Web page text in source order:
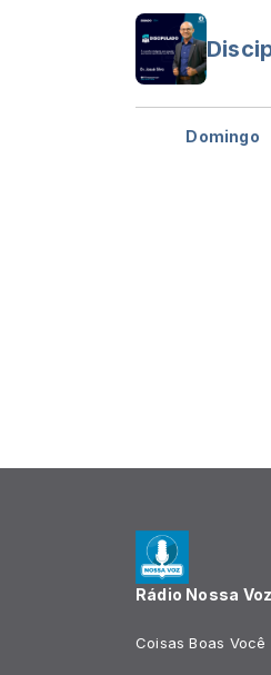
Domingo
Rádio Nossa Voz
Coisas Boas